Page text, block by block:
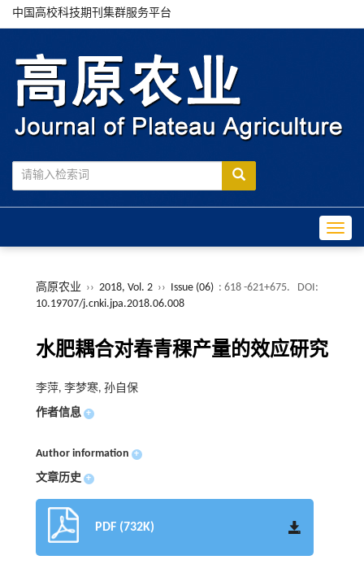
中国高校科技期刊集群服务平台
高原农业 ›› 2018, Vol. 2 ›› Issue (06) : 618 -621+675.
DOI:
10.19707/j.cnki.jpa.2018.06.008
水肥耦合对春青稞产量的效应研究
李萍, 李梦寒, 孙自保
作者信息 +
Author information +
文章历史 +
PDF (732K)